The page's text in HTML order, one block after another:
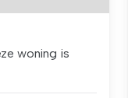
woning is